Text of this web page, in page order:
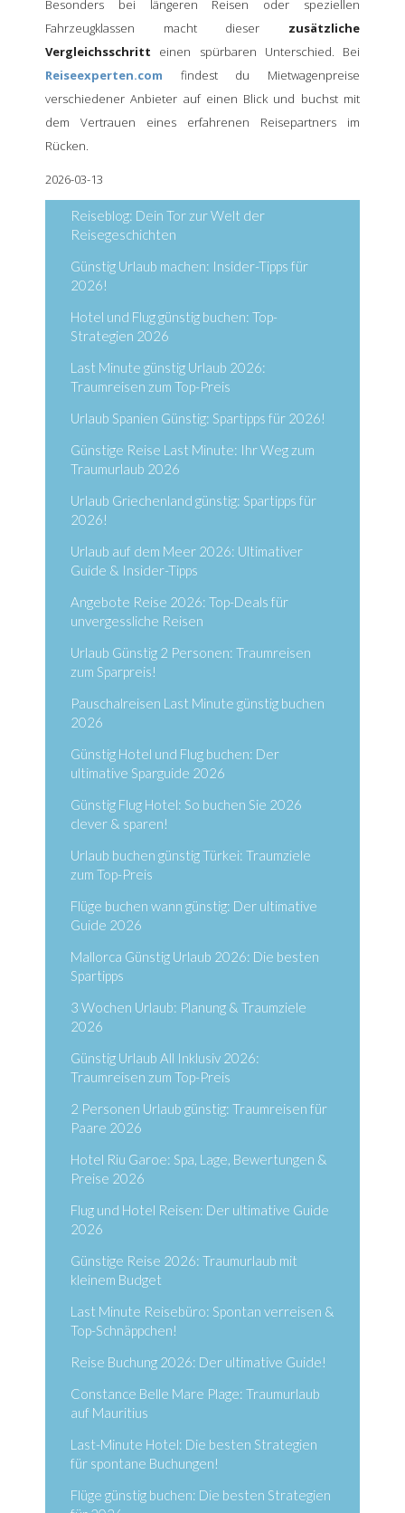
Besonders bei längeren Reisen oder speziellen
Fahrzeugklassen macht dieser zusätzliche
Vergleichsschritt einen spürbaren Unterschied. Bei
Reiseexperten.com findest du Mietwagenpreise
verschiedener Anbieter auf einen Blick und buchst mit
dem Vertrauen eines erfahrenen Reisepartners im
Rücken.
2026-03-13
Reiseblog: Dein Tor zur Welt der
Reisegeschichten
Günstig Urlaub machen: Insider-Tipps für
2026!
Hotel und Flug günstig buchen: Top-
Strategien 2026
Last Minute günstig Urlaub 2026:
Traumreisen zum Top-Preis
Urlaub Spanien Günstig: Spartipps für 2026!
Günstige Reise Last Minute: Ihr Weg zum
Traumurlaub 2026
Urlaub Griechenland günstig: Spartipps für
2026!
Urlaub auf dem Meer 2026: Ultimativer
Guide & Insider-Tipps
Angebote Reise 2026: Top-Deals für
unvergessliche Reisen
Urlaub Günstig 2 Personen: Traumreisen
zum Sparpreis!
Pauschalreisen Last Minute günstig buchen
2026
Günstig Hotel und Flug buchen: Der
ultimative Sparguide 2026
Günstig Flug Hotel: So buchen Sie 2026
clever & sparen!
Urlaub buchen günstig Türkei: Traumziele
zum Top-Preis
Flüge buchen wann günstig: Der ultimative
Guide 2026
Mallorca Günstig Urlaub 2026: Die besten
Spartipps
3 Wochen Urlaub: Planung & Traumziele
2026
Günstig Urlaub All Inklusiv 2026:
Traumreisen zum Top-Preis
2 Personen Urlaub günstig: Traumreisen für
Paare 2026
Hotel Riu Garoe: Spa, Lage, Bewertungen &
Preise 2026
Flug und Hotel Reisen: Der ultimative Guide
2026
Günstige Reise 2026: Traumurlaub mit
kleinem Budget
Last Minute Reisebüro: Spontan verreisen &
Top-Schnäppchen!
Reise Buchung 2026: Der ultimative Guide!
Constance Belle Mare Plage: Traumurlaub
auf Mauritius
Last-Minute Hotel: Die besten Strategien
für spontane Buchungen!
Flüge günstig buchen: Die besten Strategien